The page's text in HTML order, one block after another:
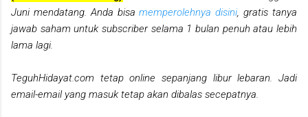
Juni mendatang. Anda bisamemperolehnya disini , gratis tanya
jawab saham untuk subscriber selama 1 bulan penuh atau lebih
lama lagi.
TeguhHidayat.com tetap online sepanjang libur lebaran. Jadi
email-email yang masuk tetap akan dibalas secepatnya.